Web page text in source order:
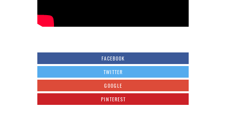
FACEBOOK
TWITTER
GOOGLE
PINTEREST